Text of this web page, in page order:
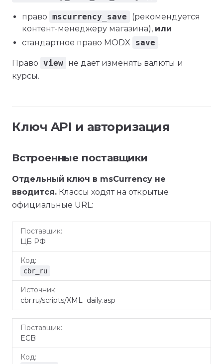
право mscurrency_save
(рекомендуется
контент-менеджеру магазина), или
стандартное право MODX
save .
Право view не даёт изменять валюты и
курсы.
Ключ API и авторизация
Встроенные поставщики
Отдельный ключ в msCurrency не
вводится. Классы ходят на открытые
официальные URL:
Поставщик
ЦБ РФ
cbr_ru
cbr.ru/scripts/XML_daily.asp
ECB